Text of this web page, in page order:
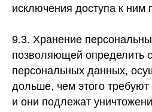
исключения доступа к ним
9.3. Хранение
позволяющей определить
персональных данных,
дольше, чем этого требуют
и они подлежат